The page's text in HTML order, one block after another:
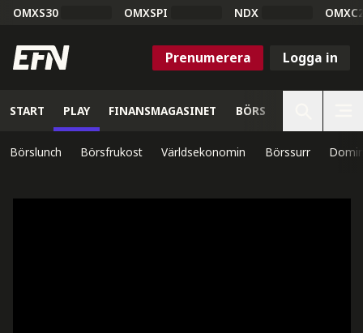
OMXS30 OMXSPI NDX
Prenumerera Logga in
START PLAY FINANSMAGASINET BÖRS
Börslunch Börsfrukost Världsekonomin Börssurr